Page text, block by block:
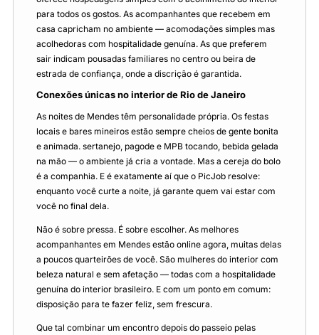
para todos os gostos. As acompanhantes que recebem em
casa capricham no ambiente — acomodações simples mas
acolhedoras com hospitalidade genuína. As que preferem
sair indicam pousadas familiares no centro ou beira de
estrada de confiança, onde a discrição é garantida.
Conexões únicas no interior de Rio de Janeiro
As noites de Mendes têm personalidade própria. Os festas
locais e bares mineiros estão sempre cheios de gente bonita
e animada. sertanejo, pagode e MPB tocando, bebida gelada
na mão — o ambiente já cria a vontade. Mas a cereja do bolo
é a companhia. E é exatamente aí que o PicJob resolve:
enquanto você curte a noite, já garante quem vai estar com
você no final dela.
Não é sobre pressa. É sobre escolher. As melhores
acompanhantes em Mendes estão online agora, muitas delas
a poucos quarteirões de você. São mulheres do interior com
beleza natural e sem afetação — todas com a hospitalidade
genuína do interior brasileiro. E com um ponto em comum:
disposição para te fazer feliz, sem frescura.
Que tal combinar um encontro depois do passeio pelas